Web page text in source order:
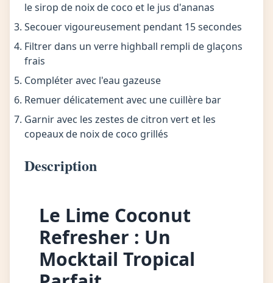
le sirop de noix de coco et le jus d'ananas
Secouer vigoureusement pendant 15 secondes
Filtrer dans un verre highball rempli de glaçons
frais
Compléter avec l'eau gazeuse
Remuer délicatement avec une cuillère bar
Garnir avec les zestes de citron vert et les
copeaux de noix de coco grillés
Description
Le Lime Coconut
Refresher : Un
Mocktail Tropical